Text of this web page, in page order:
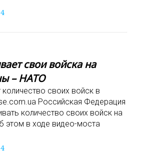
свои войска на
– НАТО
количество своих войск в
Российская Федерация
количество своих войск на
этом в ходе видео-моста